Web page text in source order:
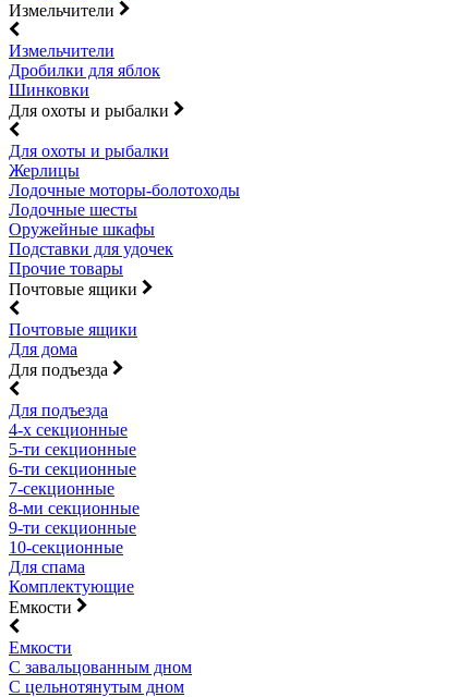
Измельчители
Измельчители
Дробилки для яблок
Шинковки
Для охоты и рыбалки
Для охоты и рыбалки
Жерлицы
Лодочные моторы-болотоходы
Лодочные шесты
Оружейные шкафы
Подставки для удочек
Прочие товары
Почтовые ящики
Почтовые ящики
Для дома
Для подъезда
Для подъезда
4-х секционные
5-ти секционные
6-ти секционные
7-секционные
8-ми секционные
9-ти секционные
10-секционные
Для спама
Комплектующие
Емкости
Емкости
С завальцованным дном
С цельнотянутым дном